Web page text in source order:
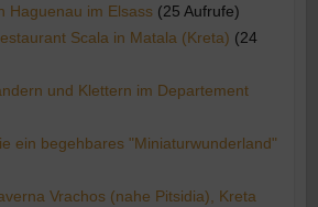
Haguenau im Elsass (25 Aufrufe)
Scala in Matala (Kreta) (24
und Klettern im Departement
ein begehbares "Miniaturwunderland"
Vrachos (nahe Pitsidia), Kreta